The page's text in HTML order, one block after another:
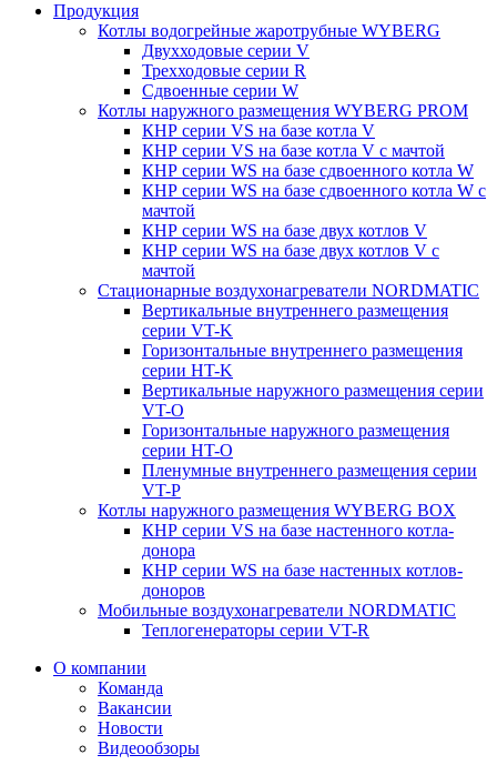
Продукция
Котлы водогрейные жаротрубные WYBERG
Двухходовые серии V
Трехходовые серии R
Сдвоенные серии W
Котлы наружного размещения WYBERG PROM
КНР серии VS на базе котла V
КНР серии VS на базе котла V с мачтой
КНР серии WS на базе сдвоенного котла W
КНР серии WS на базе сдвоенного котла W с
мачтой
КНР серии WS на базе двух котлов V
КНР серии WS на базе двух котлов V с
мачтой
Стационарные воздухонагреватели NORDMATIC
Вертикальные внутреннего размещения
серии VT-K
Горизонтальные внутреннего размещения
серии HT-K
Вертикальные наружного размещения серии
VT-O
Горизонтальные наружного размещения
серии HT-O
Пленумные внутреннего размещения серии
VT-P
Котлы наружного размещения WYBERG BOX
КНР серии VS на базе настенного котла-
донора
КНР серии WS на базе настенных котлов-
доноров
Мобильные воздухонагреватели NORDMATIC
Теплогенераторы серии VT-R
О компании
Команда
Вакансии
Новости
Видеообзоры